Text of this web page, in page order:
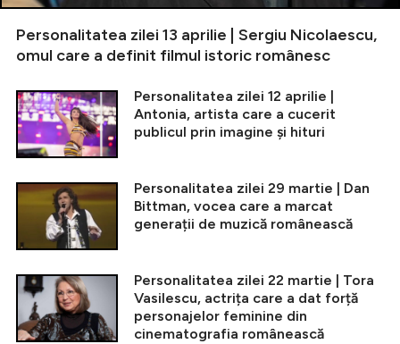
Personalitatea zilei 13 aprilie | Sergiu Nicolaescu,
omul care a definit filmul istoric românesc
Personalitatea zilei 12 aprilie |
Antonia, artista care a cucerit
publicul prin imagine și hituri
Personalitatea zilei 29 martie | Dan
Bittman, vocea care a marcat
generații de muzică românească
Personalitatea zilei 22 martie | Tora
Vasilescu, actrița care a dat forță
personajelor feminine din
cinematografia românească